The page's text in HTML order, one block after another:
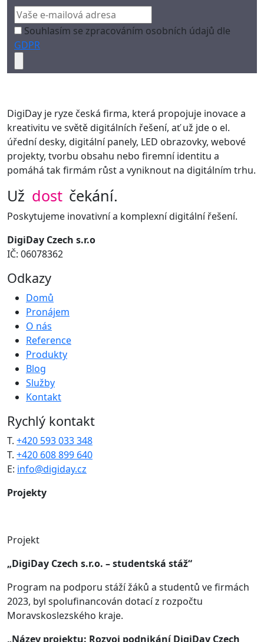
Souhlasím se zpracováním osobních údajů dle
GDPR
DigiDay je ryze česká firma, která propojuje inovace a
kreativitu ve světě digitálních řešení, ať už jde o el.
úřední desky, digitální panely, LED obrazovky, webové
projekty, tvorbu obsahu nebo firemní identitu a
pomáhá tak firmám růst a vyniknout na digitálním trhu.
Už dost čekání.
Poskytujeme inovativní a komplexní digitální řešení.
DigiDay Czech s.r.o
IČ: 06078362
Odkazy
Domů
Pronájem
O nás
Reference
Produkty
Blog
Služby
Kontakt
Rychlý kontakt
T. +420 593 033 348
T. +420 608 899 640
E: info@digiday.cz
Projekty
Projekt
„DigiDay Czech s.r.o. – studentská stáž“
Program na podporu stáží žáků a studentů ve firmách
2023, byl spolufinancován dotací z rozpočtu
Moravskoslezského kraje.
„Název projektu: Rozvoj podnikání DigiDay Czech